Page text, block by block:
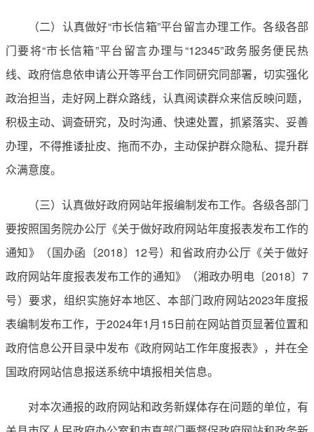
（二）认真做好“市长信箱”平台留言办理工作。各级各部
门要将“市长信箱”平台留言办理与“12345”政务服务便民热
线、政府信息依申请公开等平台工作同研究同部署，切实强化
政治担当，走好网上群众路线，认真阅读群众来信反映问题，
积极主动、调查研究，及时沟通、快速处置，抓紧落实、妥善
办理，不得推诿扯皮、拖而不办，主动保护群众隐私、提升群
众满意度。
（三）认真做好政府网站年报编制发布工作。各级各部门
要按照国务院办公厅《关于做好政府网站年度报表发布工作的
通知》（国办函〔2018〕12号）和省政府办公厅《关于做好
政府网站年度报表发布工作的通知》（湘政办明电〔2018〕7
号）要求，组织实施好本地区、本部门政府网站2023年度报
表编制发布工作，于2024年1月15日前在网站首页显著位置和
政府信息公开目录中发布《政府网站工作年度报表》，并在全
国政府网站信息报送系统中填报相关信息。
对本次通报的政府网站和政务新媒体存在问题的单位，有